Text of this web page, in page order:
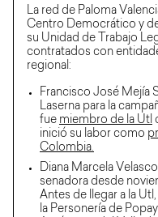
La red de Paloma
Centro Democrático y
su Unidad de Trabajo
contratados con
regional:
Francisco José Mejía
Laserna para la
fue miembro de la Utl
inició su labor como
Colombia.
Diana Marcela
senadora desde
Antes de llegar a la
la Personería de